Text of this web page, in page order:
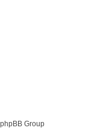
Group